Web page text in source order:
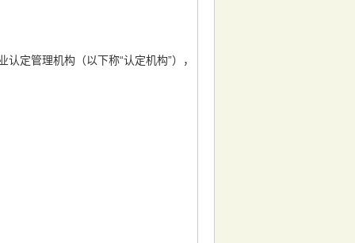
定管理机构（以下称“认定机构”），